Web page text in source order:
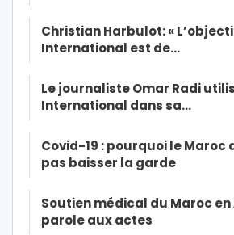
Christian Harbulot: «
International est de…
Le journaliste Omar Radi
International dans sa…
Covid-19 : pourquoi le Maroc
pas baisser la garde
Soutien médical du Maroc en
parole aux actes